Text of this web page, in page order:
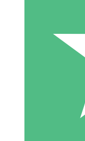
Pacotes
Pague conforme